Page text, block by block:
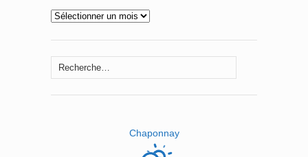
Archives
Rechercher :
Chaponnay